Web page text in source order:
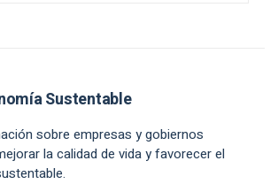
Sustentable
sobre empresas y gobiernos
la calidad de vida y favorecer el